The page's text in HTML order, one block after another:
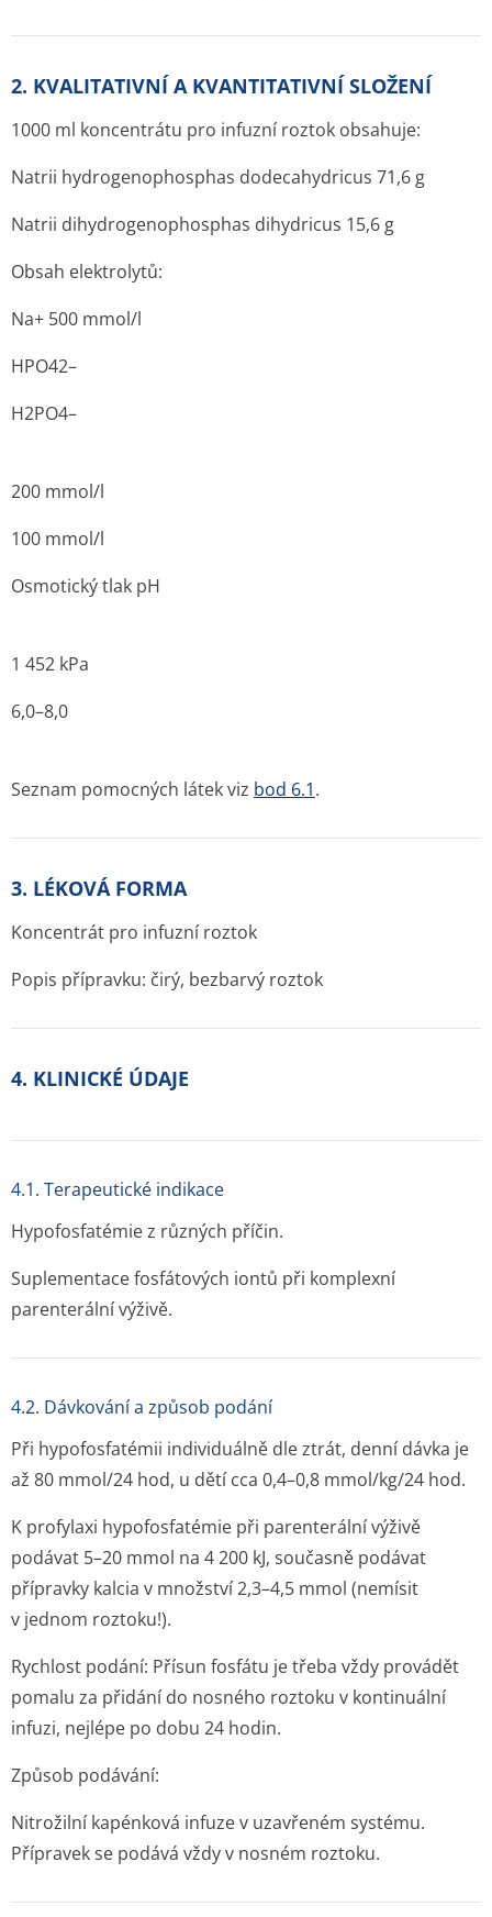
2. KVALITATIVNÍ A KVANTITATIVNÍ SLOŽENÍ
1000 ml koncentrátu pro infuzní roztok obsahuje:
Natrii hydrogenophosphas dodecahydricus 71,6 g
Natrii dihydrogenophosphas dihydricus 15,6 g
Obsah elektrolytů:
Na+ 500 mmol/l
HPO42–
H2PO4–
200 mmol/l
100 mmol/l
Osmotický tlak pH
1 452 kPa
6,0–8,0
Seznam pomocných látek viz bod 6.1.
3. LÉKOVÁ FORMA
Koncentrát pro infuzní roztok
Popis přípravku: čirý, bezbarvý roztok
4. KLINICKÉ ÚDAJE
4.1. Terapeutické indikace
Hypofosfatémie z různých příčin.
Suplementace fosfátových iontů při komplexní
parenterální výživě.
4.2. Dávkování a způsob podání
Při hypofosfatémii individuálně dle ztrát, denní dávka je
až 80 mmol/24 hod, u dětí cca 0,4–0,8 mmol/kg/24 hod.
K profylaxi hypofosfatémie při parenterální výživě
podávat 5–20 mmol na 4 200 kJ, současně podávat
přípravky kalcia v množství 2,3–4,5 mmol (nemísit
v jednom roztoku!).
Rychlost podání: Přísun fosfátu je třeba vždy provádět
pomalu za přidání do nosného roztoku v kontinuální
infuzi, nejlépe po dobu 24 hodin.
Způsob podávání:
Nitrožilní kapénková infuze v uzavřeném systému.
Přípravek se podává vždy v nosném roztoku.